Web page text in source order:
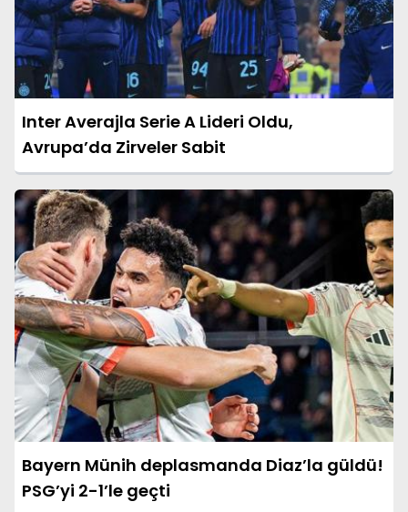
Inter Averajla Serie A Lideri Oldu,
Avrupa’da Zirveler Sabit
Bayern Münih deplasmanda Diaz’la güldü!
PSG’yi 2-1’le geçti